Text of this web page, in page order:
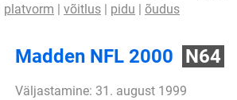
platvorm | võitlus | pidu | õudus
Madden NFL 2000 N64
Väljastamine: 31. august 1999